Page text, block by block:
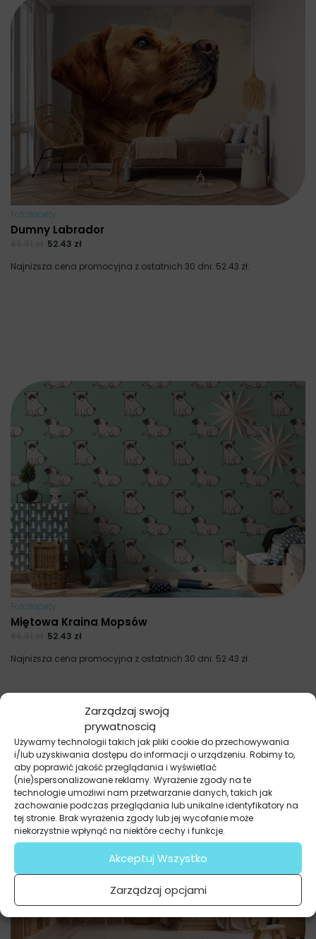
Zarządzaj swoją
prywatnoscią
Używamy technologii takich jak pliki cookie do przechowywania
i/lub uzyskiwania dostępu do informacji o urządzeniu. Robimy to,
aby poprawić jakość przeglądania i wyświetlać
(nie)spersonalizowane reklamy. Wyrażenie zgody na te
technologie umożliwi nam przetwarzanie danych, takich jak
zachowanie podczas przeglądania lub unikalne identyfikatory na
tej stronie. Brak wyrażenia zgody lub jej wycofanie może
niekorzystnie wpłynąć na niektóre cechy i funkcje.
Akceptuj Wszystko
Zarządzaj opcjami
Fototapety
Dumny Labrador
52.43 zł
Najniższa cena promocyjna z ostatnich 30 dni: 52.43 zł.
Fototapety
Miętowa Kraina Mopsów
52.43 zł
Najniższa cena promocyjna z ostatnich 30 dni: 52.43 zł.